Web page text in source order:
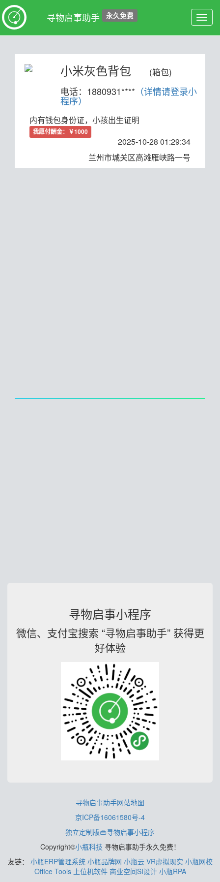
寻物启事助手 永久免费
小米灰色背包 (箱包)
电话：1880931**** （详情请登录小
程序）
内有钱包身份证，小孩出生证明
我愿付酬金：￥1000
2025-10-28 01:29:34
兰州市城关区高滩雁峡路一号
寻物启事小程序
微信、支付宝搜索 “寻物启事助手” 获得更
好体验
寻物启事助手网站地图
京ICP备16061580号-4
独立定制版👜寻物启事小程序
Copyright©小瓶科技 寻物启事助手永久免费！
友链： 小瓶ERP管理系统 小瓶品牌网 小瓶云 VR虚拟现实 小瓶网校
Office Tools 上位机软件 商业空间SI设计 小瓶RPA